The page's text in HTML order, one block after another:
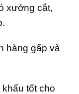
xưởng cắt,
hàng gấp và
khấu tốt cho